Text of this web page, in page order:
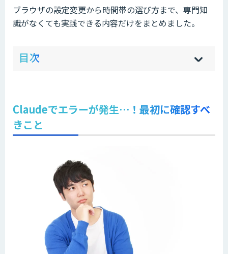
ブラウザの設定変更から時間帯の選び方まで、専門知
識がなくても実践できる内容だけをまとめました。
目次 hi
]
sh
]
Claudeでエラーが発生…！最初に確認すべ
きこと